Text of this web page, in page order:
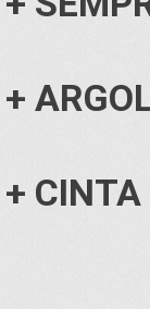
+
+ CINTA